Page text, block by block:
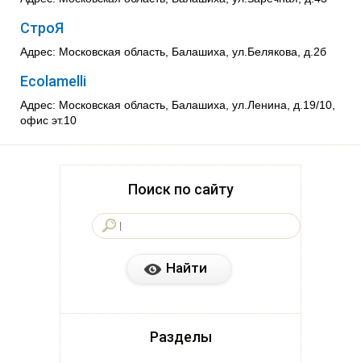
СтроЯ
Адрес: Московская область, Балашиха, ул.Белякова, д.2б
Ecolamelli
Адрес: Московская область, Балашиха, ул.Ленина, д.19/10,
офис эт.10
Поиск по сайту
Разделы